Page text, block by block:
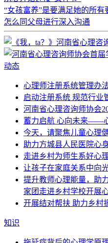
“女孩富养”是要满足她的所有
怎么同父母进行深入沟通
动态
心理师注册系统管理办
启动注册系统 规范行业
河南省心理咨询师协会
蓄力启航 心向未来——
今天，请聚焦儿童心理
助力方城县人民医院心
走进乡村为师生系好心
让孩子在家庭关系中向
提升教师心理能量，助
家团走进乡村学校开展
开展结对帮扶 助力乡村
知识